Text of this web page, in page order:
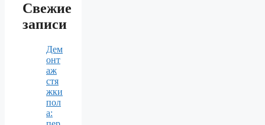
Свежие
записи
Дем
онт
аж
стя
жки
пол
а: